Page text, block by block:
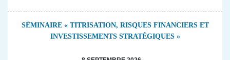
SÉMINAIRE « TITRISATION, RISQUES FINANCIERS ET
INVESTISSEMENTS STRATÉGIQUES »